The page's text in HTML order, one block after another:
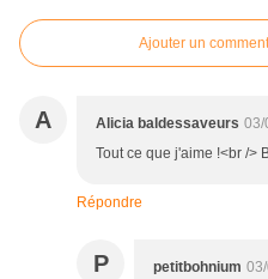
Ajouter un
A Alicia baldessaveurs 03/
Tout ce que j'aime !<br />
Répondre
P petitbohnium